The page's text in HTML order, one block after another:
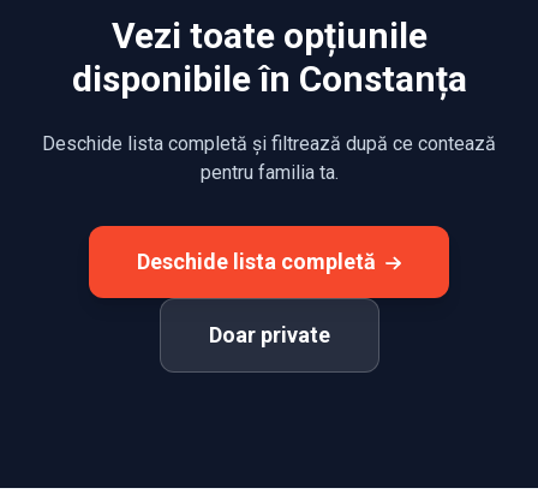
Vezi toate opțiunile
disponibile în Constanța
Deschide lista completă și filtrează după ce contează
pentru familia ta.
Deschide lista completă
Doar private